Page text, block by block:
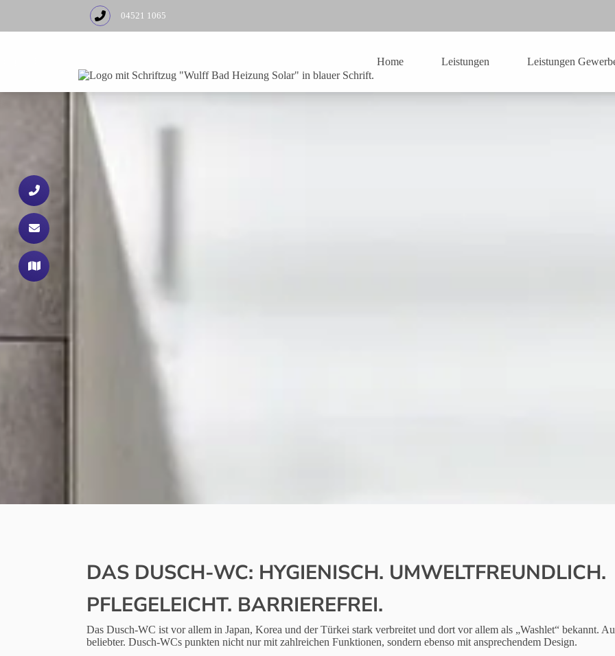
04521 1065
Home Leistungen Leistungen
DAS DUSCH-WC: HYGIENISCH. UMWELTFREUNDLICH.
PFLEGELEICHT. BARRIEREFREI.
Das Dusch-WC ist vor allem in Japan, Korea und der Türkei stark verbreitet und dort vor allem als „Washlet“ bekannt.
beliebter. Dusch-WCs punkten nicht nur mit zahlreichen Funktionen, sondern ebenso mit ansprechendem Design.